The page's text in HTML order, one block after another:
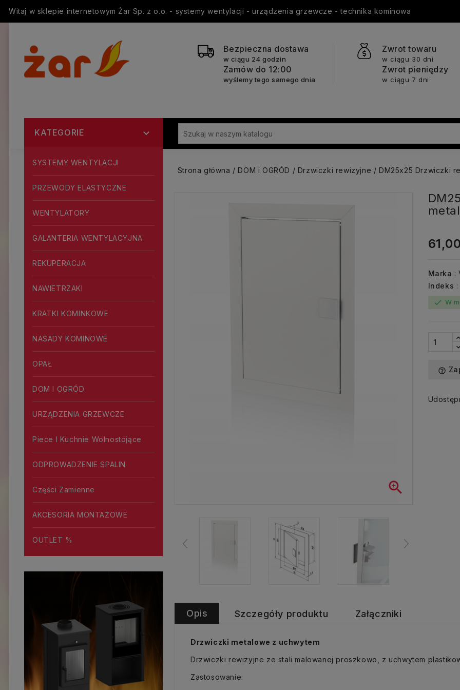
Witaj w sklepie internetowym Żar Sp. z o.o. - systemy wentylacji - urządzenia grzewcze - technika kominowa
Bezpieczna dostawa
w ciągu 24 godzin
Zamów do 12:00
wyślemy tego samego dnia
Zwrot towaru
w ciągu 30 dni
Zwrot pieniędzy
w ciągu 7 dni
KATEGORIE 
SYSTEMY WENTYLACJI
PRZEWODY ELASTYCZNE
WENTYLATORY
GALANTERIA WENTYLACYJNA
REKUPERACJA
NAWIETRZAKI
KRATKI KOMINKOWE
NASADY KOMINOWE
OPAŁ
DOM I OGRÓD
URZĄDZENIA GRZEWCZE
Piece I Kuchnie Wolnostojące
ODPROWADZENIE SPALIN
Części Zamienne
AKCESORIA MONTAŻOWE
OUTLET %
Strona główna DOM i OGRÓD Drzwiczki rewizyjne DM25x25 Drzwiczki

Marka :
Indeks
check W
help_outline
Opis Szczegóły produktu Załączniki
Drzwiczki metalowe z uchwytem
Drzwiczki rewizyjne ze stali malowanej proszkowo, z uchwytem
Zastosowanie: